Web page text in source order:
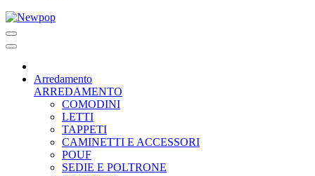
Arredamento
ARREDAMENTO
COMODINI
LETTI
TAPPETI
CAMINETTI E ACCESSORI
POUF
SEDIE E POLTRONE